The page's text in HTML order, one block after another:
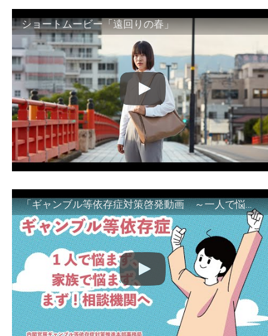
ショートムービー「遠回りの春」
「ギャンブル等依存症対策啓発動画 ～一人で悩まず、家族で悩まず、まず！相談機関へ～」